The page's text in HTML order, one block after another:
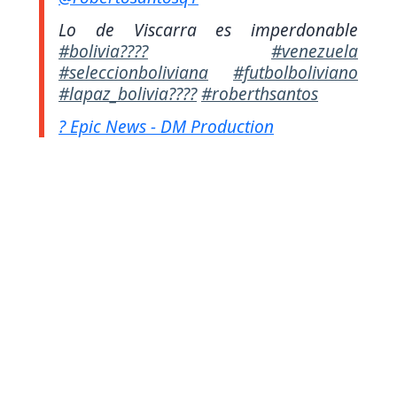
Lo de Viscarra es imperdonable
#bolivia????
#venezuela
#seleccionboliviana
#futbolboliviano
#lapaz_bolivia????#roberthsantos
? Epic News - DM Production